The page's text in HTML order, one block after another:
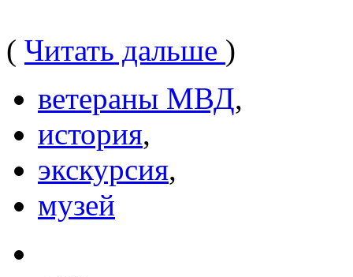
( Читать дальше )
ветераны МВД,
история,
экскурсия,
музей